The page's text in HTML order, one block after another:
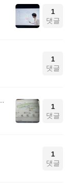
1
댓글
1
댓글
1
댓글
1
댓글